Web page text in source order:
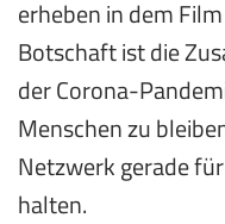
erheben in dem
Botschaft ist die
der Corona-
Menschen zu
Netzwerk gerade
halten.